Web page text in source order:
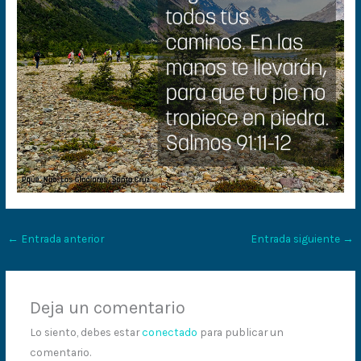
← Entrada anterior Entrada siguiente →
Deja un comentario
Lo siento, debes estarconectado para publicar un
comentario.